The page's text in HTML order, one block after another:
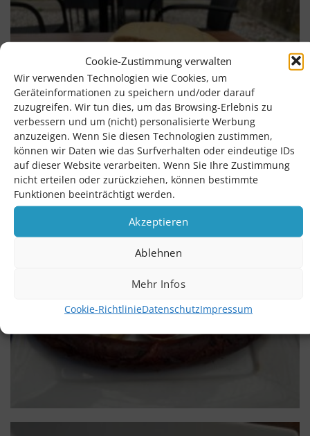
Cookie-Zustimmung verwalten
Wir verwenden Technologien wie Cookies, um
Geräteinformationen zu speichern und/oder darauf
zuzugreifen. Wir tun dies, um das Browsing-Erlebnis zu
verbessern und um (nicht) personalisierte Werbung
anzuzeigen. Wenn Sie diesen Technologien zustimmen,
können wir Daten wie das Surfverhalten oder eindeutige IDs
auf dieser Website verarbeiten. Wenn Sie Ihre Zustimmung
nicht erteilen oder zurückziehen, können bestimmte
Funktionen beeinträchtigt werden.
Akzeptieren
Ablehnen
Mehr Infos
Cookie-RichtlinieDatenschutzImpressum